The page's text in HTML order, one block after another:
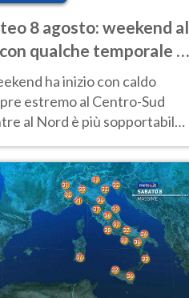
8 agosto: weekend al
qualche temporale e
estremo al Centro-Sud
ha inizio con caldo
estremo al Centro-Sud
al Nord è più sopportabile
sui rilievi.